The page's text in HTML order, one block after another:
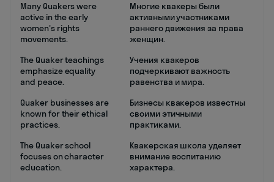
Many Quakers were
active in the early
women's rights
movements.
Многие квакеры были
активными участниками
раннего движения за права
женщин.
The Quaker teachings
emphasize equality
and peace.
Учения квакеров
подчеркивают важность
равенства и мира.
Quaker businesses are
known for their ethical
practices.
Бизнесы квакеров известны
своими этичными
практиками.
The Quaker school
focuses on character
education.
Квакерская школа уделяет
внимание воспитанию
характера.